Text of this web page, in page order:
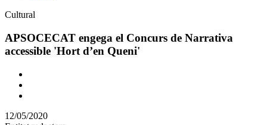
Àmbit
la
Cultural
APSOCECAT engega el Concurs de Narrativa
accessible 'Hort d’en Queni'
Comparteix
altres
12/05/2020